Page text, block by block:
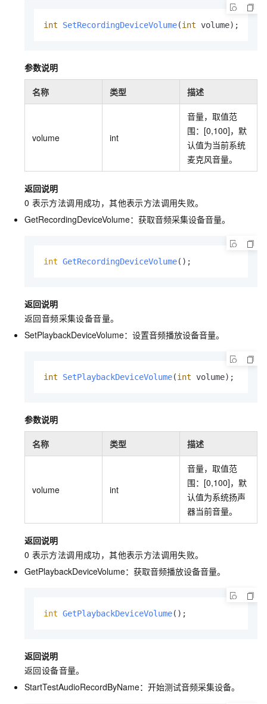
int SetRecordingDeviceVolume(int volume) ;
参数说明
名称 类型 描述
volume int
音量，取值范
围：[0,100]，默
认值为当前系统
麦克风音量。
返回说明
0 表示方法调用成功，其他表示方法调用失败。
GetRecordingDeviceVolume：获取音频采集设备音量。
int GetRecordingDeviceVolume() ;
返回说明
返回音频采集设备音量。
SetPlaybackDeviceVolume：设置音频播放设备音量。
int SetPlaybackDeviceVolume(int volume) ;
参数说明
名称 类型 描述
volume int
音量，取值范
围：[0,100]，默
认值为系统扬声
器当前音量。
返回说明
0 表示方法调用成功，其他表示方法调用失败。
GetPlaybackDeviceVolume：获取音频播放设备音量。
int GetPlaybackDeviceVolume() ;
返回说明
返回设备音量。
StartTestAudioRecordByName：开始测试音频采集设备。